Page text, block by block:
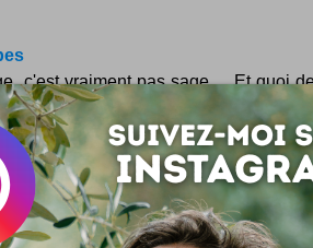
c'est vraiment pas sage ... Et quoi
de la nourriture ? Déjà dans nos